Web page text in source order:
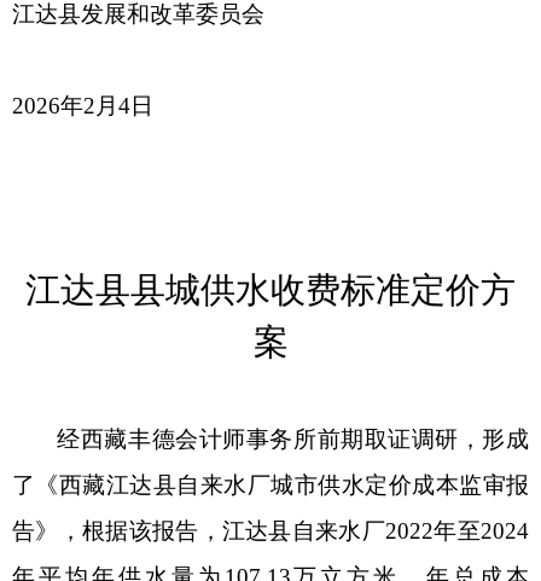
江达县发展和改革委员会
2026年2月4日
江达县县城供水收费标准定价方
案
经西藏丰德会计师事务所前期取证调研，形成
了《西藏江达县自来水厂城市供水定价成本监审报
告》，根据该报告，江达县自来水厂2022年至2024